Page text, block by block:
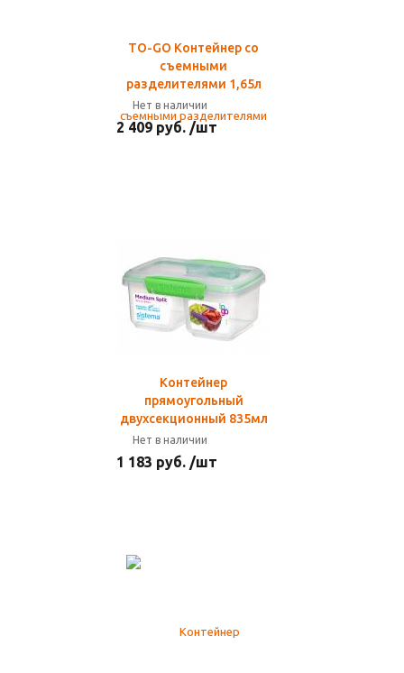
TO-GO Контейнер со
съемными
разделителями 1,65л
Нет в наличии
2 409 руб. /шт
Контейнер
прямоугольный
двухсекционный 835мл
Нет в наличии
1 183 руб. /шт